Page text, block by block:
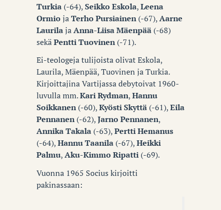
Turkia (-64),Seikko Eskola,Leena
Ormio jaTerho Pursiainen(-67),Aarne
LaurilajaAnna-Liisa Mäenpää (-68)
sekäPentti Tuovinen(-71).
Ei-teologeja tulijoista olivat Eskola,
Laurila, Mäenpää, Tuovinen ja Turkia.
Kirjoittajina Vartijassa debytoivat 1960-
luvulla mm.Kari Rydman,Hannu
Soikkanen(-60),Kyösti Skyttä (-61),Eila
Pennanen(-62),Jarno Pennanen,
Annika Takala (-63),Pertti Hemanus
(-64),Hannu Taanila (-67),Heikki
Palmu,Aku-Kimmo Ripatti (-69).
Vuonna 1965 Socius kirjoitti
pakinassaan: